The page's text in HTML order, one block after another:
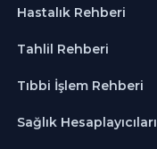
Hastalık Rehberi
Tahlil Rehberi
Tıbbi İşlem Rehberi
Sağlık Hesaplayıcıları